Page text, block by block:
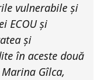
vulnerabile și
ECOUși
și
în aceste două
Gîlca,